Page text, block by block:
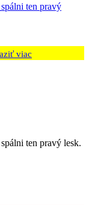
ten pravý
viac
ten pravý lesk.